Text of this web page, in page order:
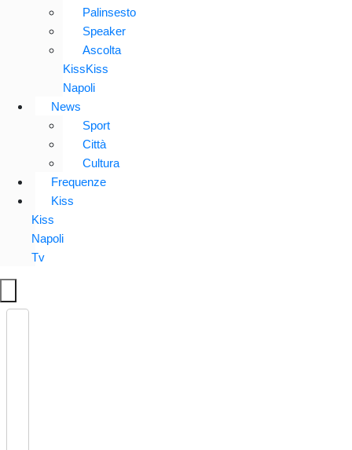
Palinsesto
Speaker
Ascolta
KissKiss
Napoli
News
Sport
Città
Cultura
Frequenze
Kiss
Kiss
Napoli
Tv